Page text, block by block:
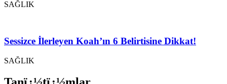
SAĞLIK
Sessizce İlerleyen Koah’ın 6 Belirtisine Dikkat!
SAĞLIK